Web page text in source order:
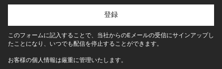
メ
ー
ア
登録
このフォームに記入することで、当社からのEメールの受信にサインアップし
たことになり、いつでも配信を停止することができます。
お客様の個人情報は厳重に管理いたします。